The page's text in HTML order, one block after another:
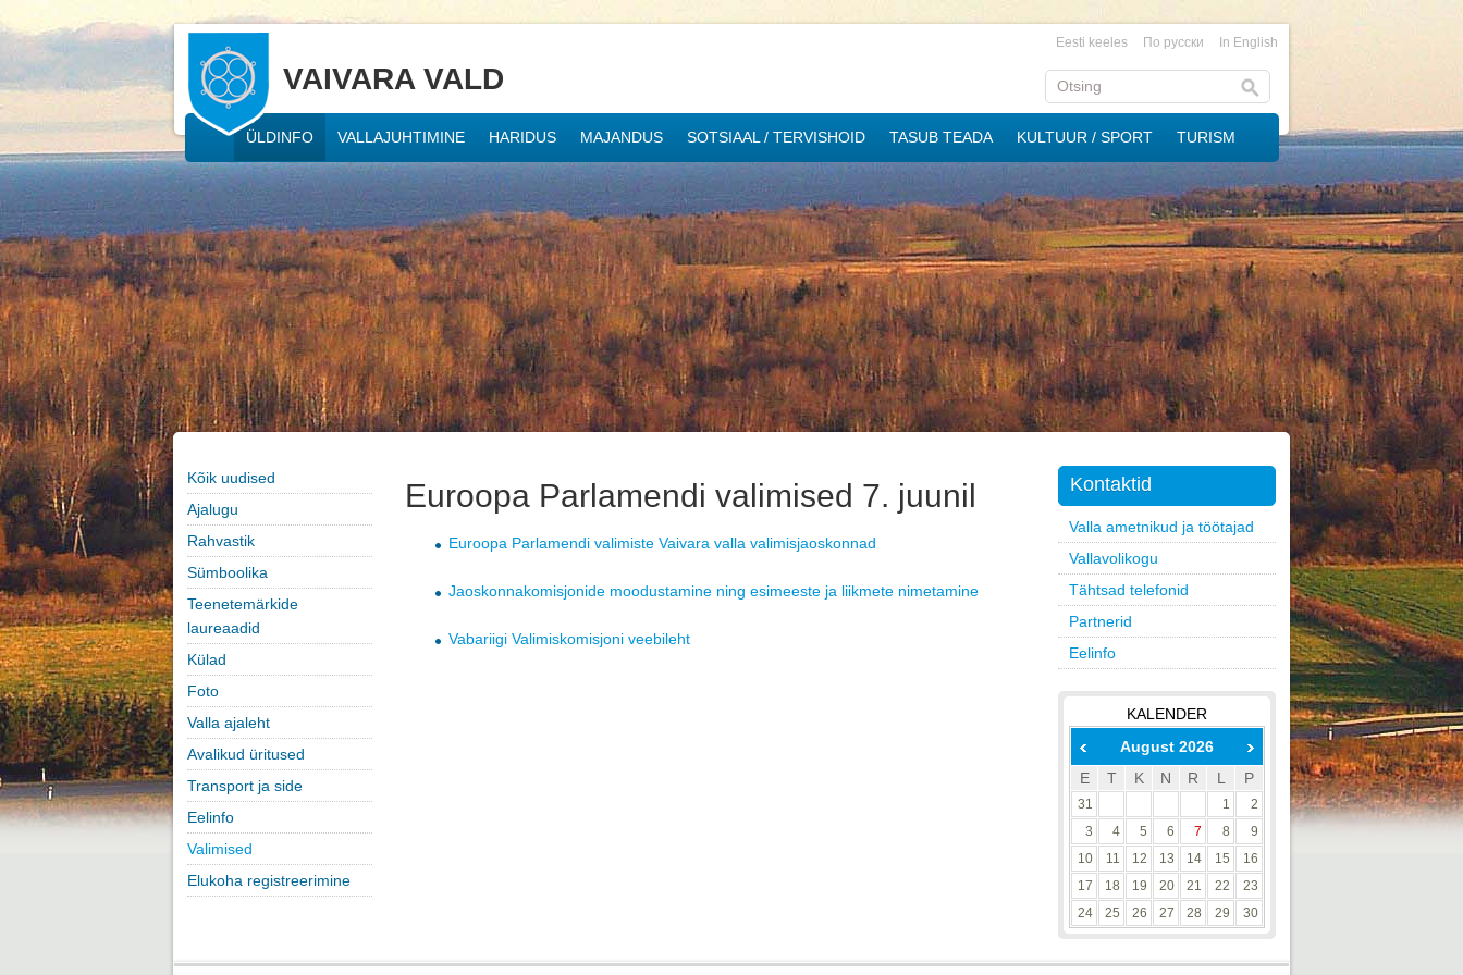
VAIVARA VALD
Eesti keeles По русски In English
ÜLDINFO VALLAJUHTIMINE HARIDUS MAJANDUS SOTSIAAL / TERVISHOID TASUB TEADA KULTUUR / SPORT TURISM
Kõik uudised
Ajalugu
Rahvastik
Sümboolika
Teenetemärkide
laureaadid
Külad
Foto
Valla ajaleht
Avalikud üritused
Transport ja side
Eelinfo
Valimised
Elukoha registreerimine
Euroopa Parlamendi valimised 7. juunil
Euroopa Parlamendi valimiste Vaivara valla valimisjaoskonnad
Jaoskonnakomisjonide moodustamine ning esimeeste ja liikmete nimetamine
Vabariigi Valimiskomisjoni veebileht
Kontaktid
Valla ametnikud ja töötajad
Vallavolikogu
Tähtsad telefonid
Partnerid
Eelinfo
KALENDER
August 2026
E
T K N R L P
31 1
2
3
4 5 6 7 8
9
10
11 12 13 14 15
16
17
18 19 20 21 22
23
24
25 26 27 28 29 30